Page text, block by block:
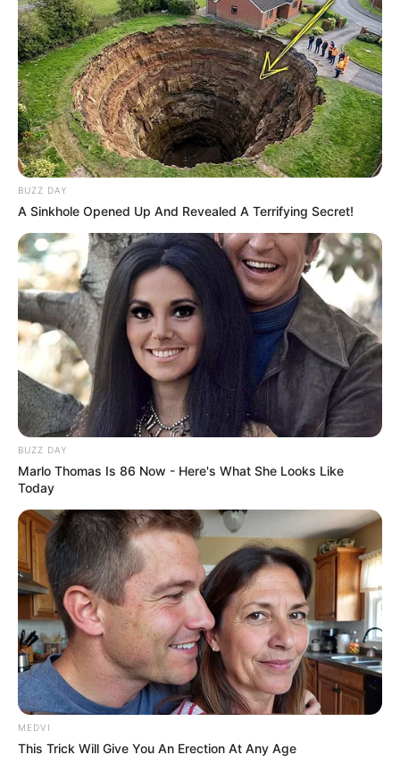
Can Do It All
BRAINBERRIES
Remember Them? These '90s Couples Defined An
Era—See The Complete List
BRAINBERRIES
Is The Movie "Danish Girl" A True Story?
BRAINBERRIES
BUZZ DAY
A Sinkhole Opened Up And Revealed A Terrifying Secret!
BUZZ DAY
Marlo Thomas Is 86 Now - Here's What She Looks Like
Today
MEDVI
This Trick Will Give You An Erection At Any Age